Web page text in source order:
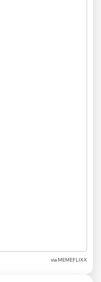
via MEMEFLIXX